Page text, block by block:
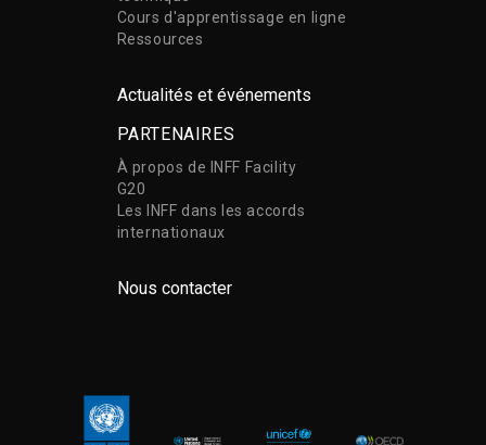
Cours d'apprentissage en ligne
Ressources
Actualités et événements
PARTENAIRES
À propos de INFF Facility
G20
Les INFF dans les accords
internationaux
Nous contacter